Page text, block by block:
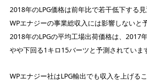
2018年のLPG価格は前年比で若干低下する見
WPエナジーの事業総収入には影響しないと
2018年のLPGの平均工場出荷価格は、2017
やや下回る1キロ15バーツと予測されていま
WPエナジー社はLPG輸出でも収入を上げる